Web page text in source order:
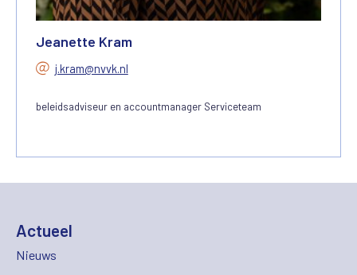
Jeanette Kram
j.kram@nvvk.nl
beleidsadviseur en accountmanager Serviceteam
Actueel
Nieuws